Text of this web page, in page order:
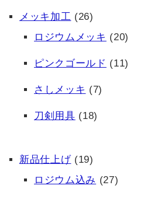
メッキ加工 (26)
ロジウムメッキ (20)
ピンクゴールド (11)
さしメッキ (7)
刀剣用具 (18)
新品仕上げ (19)
ロジウム込み (27)